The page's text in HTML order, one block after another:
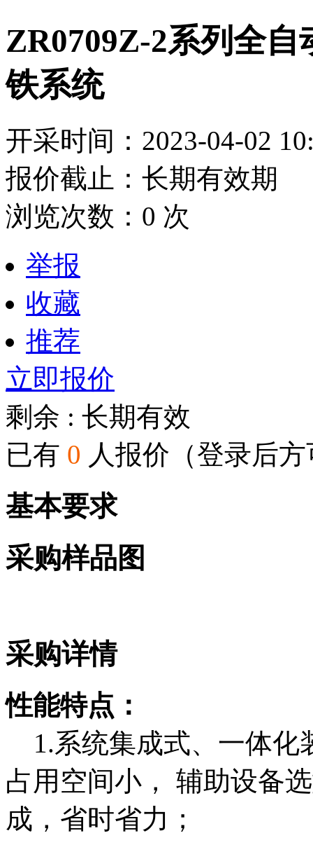
ZR0709Z-2系列全
铁系统
开采时间：2023-04-02
报价截止：长期有效期
浏览次数： 0 次
举报
收藏
推荐
立即报价
剩余 : 长期有效
已有 0 人报价（登录后
基本要求
采购样品图
采购详情
性能特点：
1.系统集成式、一体化
占用空间小，
辅助设备
成，省时省力；